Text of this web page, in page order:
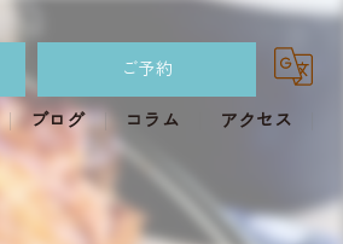
ご予約
ブログ コラム アクセス